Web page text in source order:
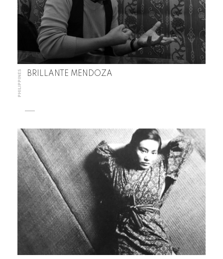
PHILIPPINES BRILLANTE MENDOZA